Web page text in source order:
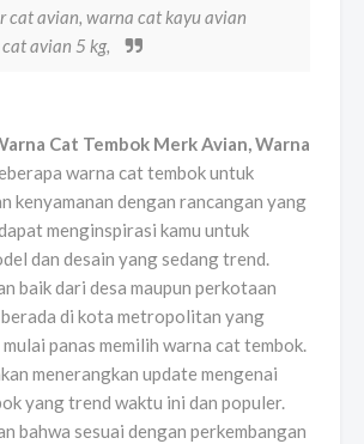
cat avian, warna cat kayu avian
avian 5 kg,
Cat Tembok Merk Avian, Warna
warna cat tembok untuk
kenyamanan dengan rancangan yang
menginspirasi kamu untuk
dan desain yang sedang trend.
baik dari desa maupun perkotaan
di kota metropolitan yang
panas memilih warna cat tembok.
menerangkan update mengenai
yang trend waktu ini dan populer.
bahwa sesuai dengan perkembangan